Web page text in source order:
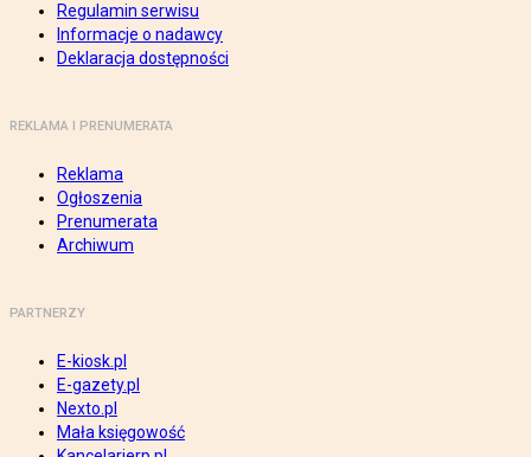
Regulamin serwisu
Informacje o nadawcy
Deklaracja dostępności
REKLAMA I PRENUMERATA
Reklama
Ogłoszenia
Prenumerata
Archiwum
PARTNERZY
E-kiosk.pl
E-gazety.pl
Nexto.pl
Mała księgowość